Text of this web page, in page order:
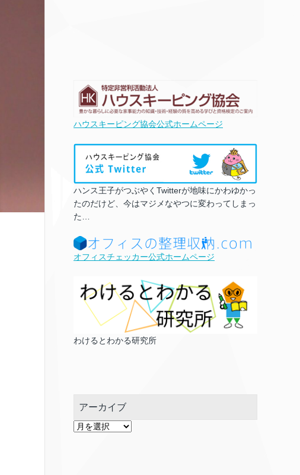
ハウスキーピング協会公式ホームページ
ハンス王子がつぶやくTwitterが地味にかわゆかっ
たのだけど、今はマジメなやつに変わってしまっ
た…
オフィスチェッカー公式ホームページ
わけるとわかる研究所
アーカイブ
ア